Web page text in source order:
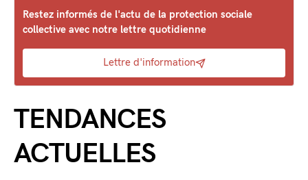
Restez informés de l'actu de la protection sociale
collective avec notre lettre quotidienne
Lettre d'information
TENDANCES
ACTUELLES